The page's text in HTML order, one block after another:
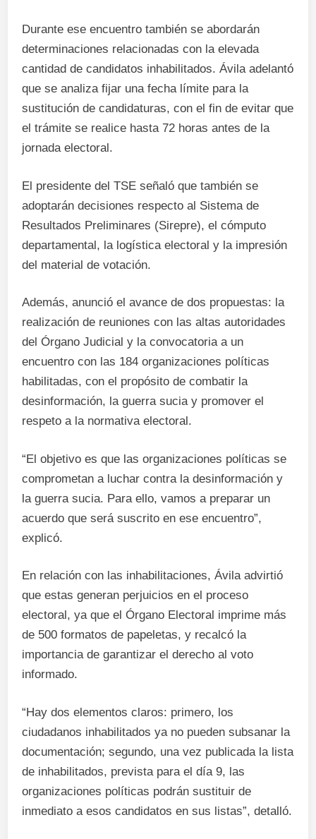
Durante ese encuentro también se abordarán
determinaciones relacionadas con la elevada
cantidad de candidatos inhabilitados. Ávila adelantó
que se analiza fijar una fecha límite para la
sustitución de candidaturas, con el fin de evitar que
el trámite se realice hasta 72 horas antes de la
jornada electoral.
El presidente del TSE señaló que también se
adoptarán decisiones respecto al Sistema de
Resultados Preliminares (Sirepre), el cómputo
departamental, la logística electoral y la impresión
del material de votación.
Además, anunció el avance de dos propuestas: la
realización de reuniones con las altas autoridades
del Órgano Judicial y la convocatoria a un
encuentro con las 184 organizaciones políticas
habilitadas, con el propósito de combatir la
desinformación, la guerra sucia y promover el
respeto a la normativa electoral.
“El objetivo es que las organizaciones políticas se
comprometan a luchar contra la desinformación y
la guerra sucia. Para ello, vamos a preparar un
acuerdo que será suscrito en ese encuentro”,
explicó.
En relación con las inhabilitaciones, Ávila advirtió
que estas generan perjuicios en el proceso
electoral, ya que el Órgano Electoral imprime más
de 500 formatos de papeletas, y recalcó la
importancia de garantizar el derecho al voto
informado.
“Hay dos elementos claros: primero, los
ciudadanos inhabilitados ya no pueden subsanar la
documentación; segundo, una vez publicada la lista
de inhabilitados, prevista para el día 9, las
organizaciones políticas podrán sustituir de
inmediato a esos candidatos en sus listas”, detalló.